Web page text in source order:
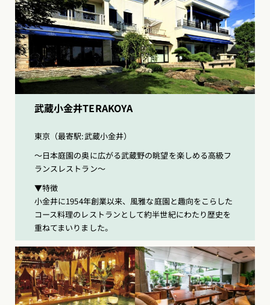
武蔵小金井TERAKOYA
東京（最寄駅:武蔵小金井）
〜日本庭園の奥に広がる武蔵野の眺望を楽しめる高級フ
ランスレストラン〜
▼特徴
小金井に1954年創業以来、風雅な庭園と趣向をこらした
コース料理のレストランとして約半世紀にわたり歴史を
重ねてまいりました。